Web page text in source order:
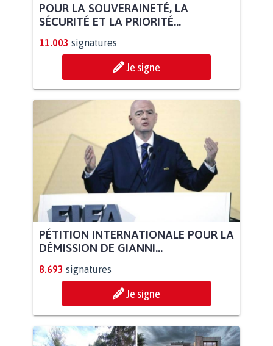
POUR LA SOUVERAINETÉ, LA
SÉCURITÉ ET LA PRIORITÉ...
11.003 signatures
Je signe
PÉTITION INTERNATIONALE POUR LA
DÉMISSION DE GIANNI...
8.693 signatures
Je signe